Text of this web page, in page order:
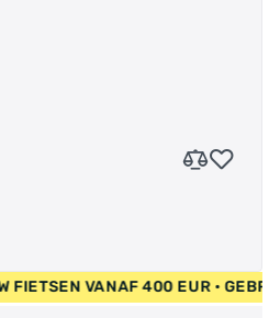
FIETSEN VANAF 400 EUR •